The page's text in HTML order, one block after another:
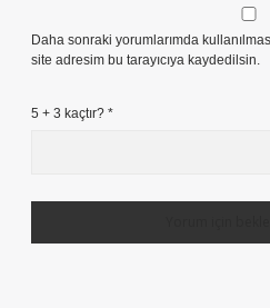
Daha sonraki yorumlarımda
site adresim bu tarayıcıya kaydedilsin.
5 + 3 kaçtır? *